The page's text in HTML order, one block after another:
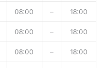
08:00 – 18:00
08:00 – 18:00
08:00 – 18:00